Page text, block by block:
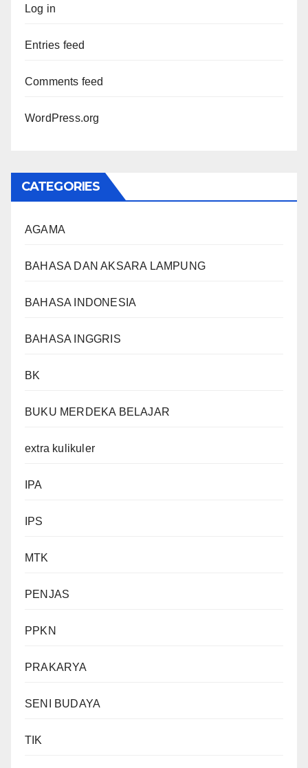
Log in
Entries feed
Comments feed
WordPress.org
CATEGORIES
AGAMA
BAHASA DAN AKSARA LAMPUNG
BAHASA INDONESIA
BAHASA INGGRIS
BK
BUKU MERDEKA BELAJAR
extra kulikuler
IPA
IPS
MTK
PENJAS
PPKN
PRAKARYA
SENI BUDAYA
TIK